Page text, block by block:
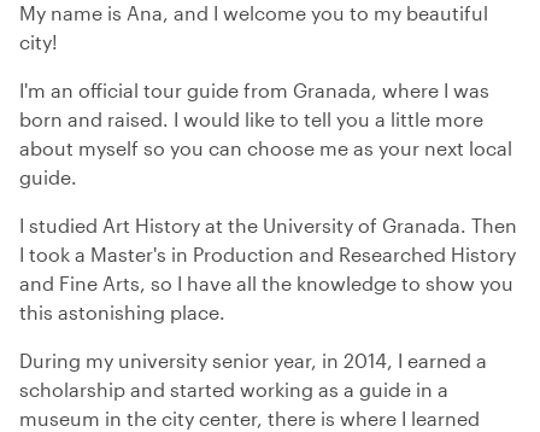
My name is Ana, and I welcome you to my beautiful
city!
I'm an official tour guide from Granada, where I was
born and raised. I would like to tell you a little more
about myself so you can choose me as your next local
guide.
I studied Art History at the University of Granada. Then
I took a Master's in Production and Researched History
and Fine Arts, so I have all the knowledge to show you
this astonishing place.
During my university senior year, in 2014, I earned a
scholarship and started working as a guide in a
museum in the city center, there is where I learned